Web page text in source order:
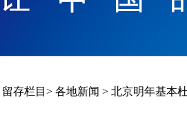
留存栏目 > 各地新闻 > 北京明年基本